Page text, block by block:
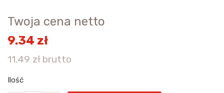
Twoja cena netto
9.34 zł
11.49 zł brutto
Ilość